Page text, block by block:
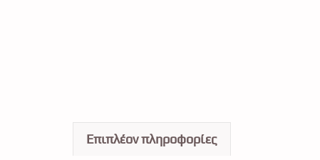
Επιπλέον πληροφορίες